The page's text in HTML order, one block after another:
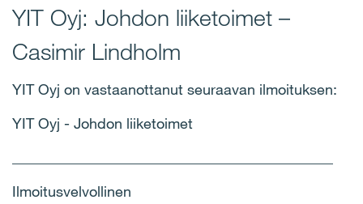
YIT Oyj: Johdon liiketoimet –
Casimir Lindholm
YIT Oyj on vastaanottanut seuraavan ilmoituksen:
YIT Oyj - Johdon liiketoimet
Ilmoitusvelvollinen